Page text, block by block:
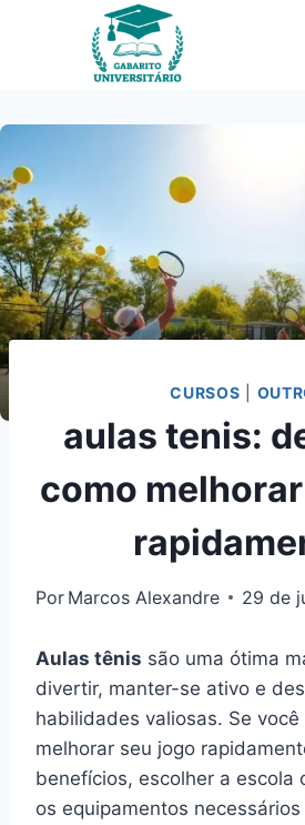
CURSOS
aulas tenis:
como
Por Marcos Alexandre 29 de
Aulas tênis são uma ótima
divertir, manter-se ativo e
habilidades valiosas. Se
melhorar seu jogo
benefícios, escolher a escola
os equipamentos